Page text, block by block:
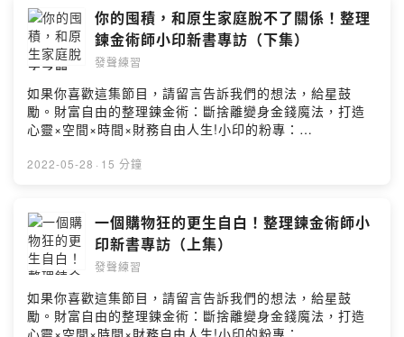
https://calendly.com/afrawords/speechcoaching商業
英文精準表達教練課免費諮詢：
https://calendly.com/afrawords/englishcoaching職涯
諮詢找螺絲來福實驗室IG用💰💰贊助阿發
https://open.firstory.me/user/ckk8e7g71e1ji0830jircvi
z5/donate留言分享你的伈法
https://open.firstory.me/story/clpgifd5q021o01y8ayyd
8tjv?m=commentPowered by Firstory Hosting
你的囤積，和原生家庭脫不了關係！整理
鍊金術師小印新書專訪（下集）
發聲練習
如果你喜歡這集節目，請留言告訴我們的想法，給星鼓
勵。財富自由的整理鍊金術：斷捨離變身金錢魔法，打造
心靈×空間×時間×財務自由人生!小印的粉專：
生整理魔法，為自己騰出空間的哲學阿發的寫作日常FB粉
發:afra@afrawords.com小額贊助支持本節目：
https://open.firstory.me/join/ckk8e7g71e1ji0830jircviz
5留言告訴我你對這一集的想法：
https://open.firstory.me/user/ckk8e7g71e1ji0830jircvi
z5/commentsPowered by Firstory Hosting
2022-05-28 · 15 分鐘
一個購物狂的更生自白！整理鍊金術師小
印新書專訪（上集）
發聲練習
如果你喜歡這集節目，請留言告訴我們的想法，給星鼓
勵。財富自由的整理鍊金術：斷捨離變身金錢魔法，打造
心靈×空間×時間×財務自由人生!小印的粉專：